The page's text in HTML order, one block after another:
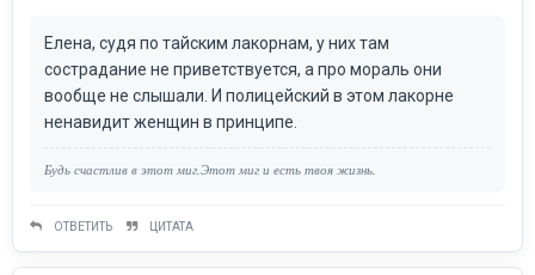
Елена, судя по тайским лакорнам, у них там
сострадание не приветствуется, а про мораль они
вообще не слышали. И полицейский в этом лакорне
ненавидит женщин в принципе.
Будь счастлив в этот миг.Этот миг и есть твоя жизнь.
ОТВЕТИТЬ ЦИТАТА